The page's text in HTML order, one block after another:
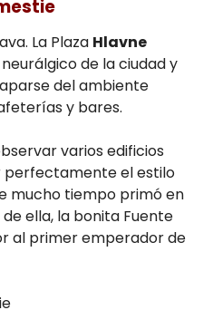
La Plaza Hlavne
de la ciudad y
del ambiente
y bares.
varios edificios
perfectamente el estilo
mucho tiempo primó en
ella, la bonita Fuente
al primer emperador de